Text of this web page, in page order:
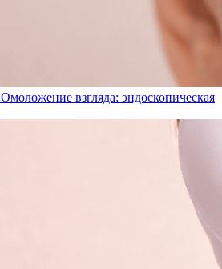
Омоложение взгляда: эндоскопическая